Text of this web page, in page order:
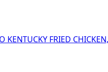
KENTUCKY FRIED CHICKEN,